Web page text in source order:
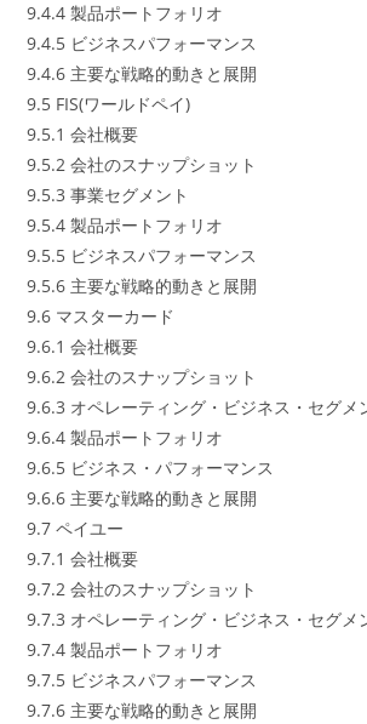
9.4.4 製品ポートフォリオ
9.4.5 ビジネスパフォーマンス
9.4.6 主要な戦略的動きと展開
9.5 FIS(ワールドペイ)
9.5.1 会社概要
9.5.2 会社のスナップショット
9.5.3 事業セグメント
9.5.4 製品ポートフォリオ
9.5.5 ビジネスパフォーマンス
9.5.6 主要な戦略的動きと展開
9.6 マスターカード
9.6.1 会社概要
9.6.2 会社のスナップショット
9.6.3 オペレーティング・ビジネス・セグメ
9.6.4 製品ポートフォリオ
9.6.5 ビジネス・パフォーマンス
9.6.6 主要な戦略的動きと展開
9.7 ペイユー
9.7.1 会社概要
9.7.2 会社のスナップショット
9.7.3 オペレーティング・ビジネス・セグメ
9.7.4 製品ポートフォリオ
9.7.5 ビジネスパフォーマンス
9.7.6 主要な戦略的動きと展開